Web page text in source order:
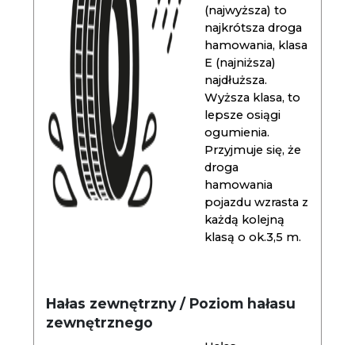
(najwyższa) to
najkrótsza droga
hamowania, klasa
E (najniższa)
najdłuższa.
Wyższa klasa, to
lepsze osiągi
ogumienia.
Przyjmuje się, że
droga
hamowania
pojazdu wzrasta z
każdą kolejną
klasą o ok.3,5 m.
Hałas zewnętrzny / Poziom hałasu
zewnętrznego